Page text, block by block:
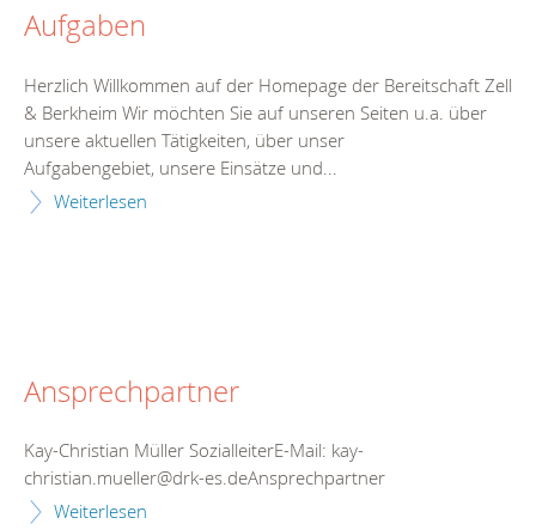
Aufgaben
Herzlich Willkommen auf der Homepage der Bereitschaft Zell
& Berkheim Wir möchten Sie auf unseren Seiten u.a. über
unsere aktuellen Tätigkeiten, über unser
Aufgabengebiet, unsere Einsätze und...
Weiterlesen
Ansprechpartner
Kay-Christian Müller SozialleiterE-Mail: kay-
christian.mueller@drk-es.deAnsprechpartner
Weiterlesen